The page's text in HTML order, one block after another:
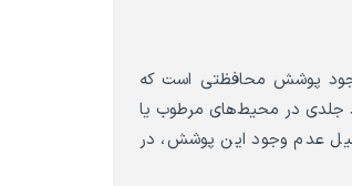
وجود پوشش محافظتی است که
جلدی در محیط‌های مرطوب یا
عدم وجود این پوشش، در